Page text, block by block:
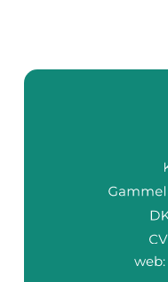
web: